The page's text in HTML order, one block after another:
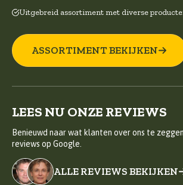
Uitgebreid assortiment met diverse
ASSORTIMENT BEKIJKEN
LEES NU ONZE REVIEWS
Benieuwd naar wat klanten over ons te
reviews op Google.
ALLE REVIEWS BEKIJKEN